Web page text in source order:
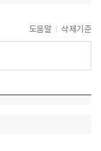
도움말 삭제기준